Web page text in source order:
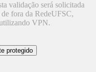
validação será solicitada
de fora da RedeUFSC,
VPN.